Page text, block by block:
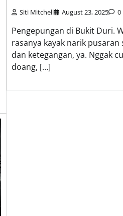
Siti Mitchell August 23, 2025 0
Pengepungan di Bukit Duri.
rasanya kayak narik
dan ketegangan, ya. Nggak
doang, […]